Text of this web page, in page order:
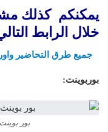
يمكنكم كذلك
خلال الرابط
جميع طرق التحاضير
بوربوينت:
بور